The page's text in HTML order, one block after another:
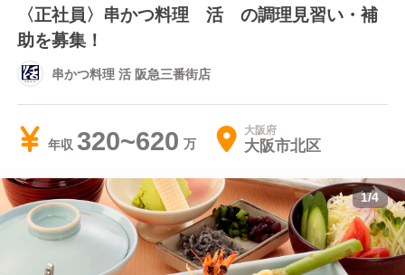
〈正社員〉串かつ料理 活 の調理見習い・補
助を募集！
串かつ料理 活 阪急三番街店
年収 320~620 大阪府
大阪市北区
1/4